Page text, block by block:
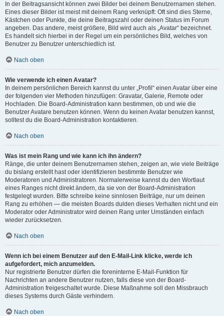
In der Beitragsansicht können zwei Bilder bei deinem Benutzernamen stehen.
Eines dieser Bilder ist meist mit deinem Rang verknüpft: Oft sind dies Sterne,
Kästchen oder Punkte, die deine Beitragszahl oder deinen Status im Forum
angeben. Das andere, meist größere, Bild wird auch als „Avatar“ bezeichnet.
Es handelt sich hierbei in der Regel um ein persönliches Bild, welches von
Benutzer zu Benutzer unterschiedlich ist.
Nach oben
Wie verwende ich einen Avatar?
In deinem persönlichen Bereich kannst du unter „Profil“ einen Avatar über eine
der folgenden vier Methoden hinzufügen: Gravatar, Galerie, Remote oder
Hochladen. Die Board-Administration kann bestimmen, ob und wie die
Benutzer Avatare benutzen können. Wenn du keinen Avatar benutzen kannst,
solltest du die Board-Administration kontaktieren.
Nach oben
Was ist mein Rang und wie kann ich ihn ändern?
Ränge, die unter deinem Benutzernamen stehen, zeigen an, wie viele Beiträge
du bislang erstellt hast oder identifizieren bestimmte Benutzer wie
Moderatoren und Administratoren. Normalerweise kannst du den Wortlaut
eines Ranges nicht direkt ändern, da sie von der Board-Administration
festgelegt wurden. Bitte schreibe keine sinnlosen Beiträge, nur um deinen
Rang zu erhöhen — die meisten Boards dulden dieses Verhalten nicht und ein
Moderator oder Administrator wird deinen Rang unter Umständen einfach
wieder zurücksetzen.
Nach oben
Wenn ich bei einem Benutzer auf den E-Mail-Link klicke, werde ich
aufgefordert, mich anzumelden.
Nur registrierte Benutzer dürfen die foreninterne E-Mail-Funktion für
Nachrichten an andere Benutzer nutzen, falls diese von der Board-
Administration freigeschaltet wurde. Diese Maßnahme soll den Missbrauch
dieses Systems durch Gäste verhindern.
Nach oben